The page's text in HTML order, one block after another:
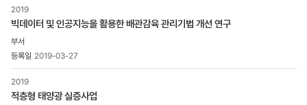
>
사업실명제
>
대상사업
선정기준
및
현황
2019
빅데이터 및 인공지능을 활용한 배관감육 관리기법 개선 연구
2019-03-27
2019
적층형 태양광 실증사업